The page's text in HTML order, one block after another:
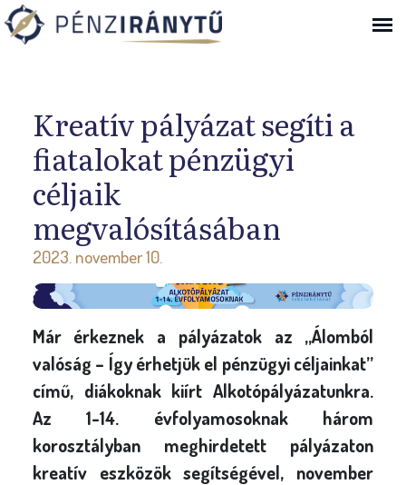
Ugrás a navigációhoz
Kreatív pályázat segíti a
fiatalokat pénzügyi
céljaik
megvalósításában
2023. november 10.
Már érkeznek a pályázatok az „Álomból
valóság – Így érhetjük el pénzügyi céljainkat”
című, diákoknak kiírt Alkotópályázatunkra.
Az 1-14. évfolyamosoknak három
korosztályban meghirdetett pályázaton
kreatív eszközök segítségével, november